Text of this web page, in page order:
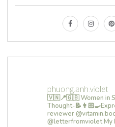
phuong.anh.violet
🇻🇳📍🇬🇧 Women in
Thought-
reviewer
@letterfromvioletMy